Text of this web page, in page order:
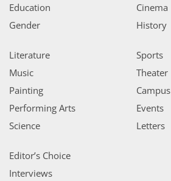
Education
Gender
Cinema
History
Literature
Music
Painting
Performing Arts
Science
Sports
Theater
Campus
Events
Letters
Editor’s Choice
Interviews